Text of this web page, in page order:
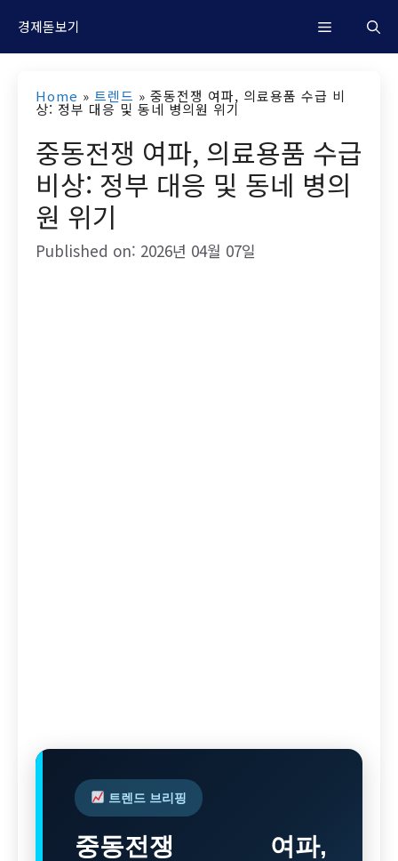
경제돋보기 M
u
Home » 트렌드 » 중동전쟁 여파, 의료용품 수급 비
상: 정부 대응 및 동네 병의원 위기
중동전쟁 여파, 의료용품 수급
비상: 정부 대응 및 동네 병의
원 위기
Published on: 2026년 04월 07일
트렌드 브리핑
중동전쟁 여파,